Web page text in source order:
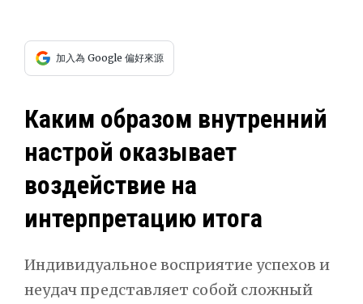
加入為 Google 偏好來源
Каким образом внутренний
настрой оказывает
воздействие на
интерпретацию итога
Индивидуальное восприятие успехов и
неудач представляет собой сложный